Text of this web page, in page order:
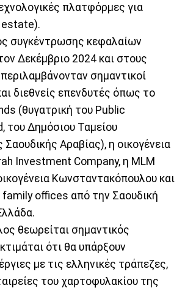
πλατφόρμες για
estate).
συγκέντρωσης κεφαλαίων
Δεκέμβριο 2024 και στους
σημαντικοί
διεθνείς επενδυτές όπως το
(θυγατρική του Public
του Δημόσιου Ταμείου
Αραβίας), η οικογένεια
Investment Company, η MLM
Κωνσταντακόπουλου και
family offices από την Σαουδική
θεωρείται σημαντικός
ότι θα υπάρξουν
με τις ελληνικές τράπεζες,
του χαρτοφυλακίου της